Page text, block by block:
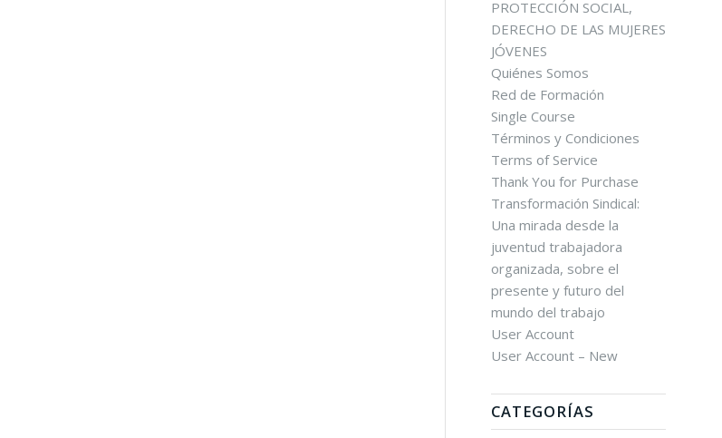
PROTECCIÓN SOCIAL,
DERECHO DE LAS MUJERES
JÓVENES
Quiénes Somos
Red de Formación
Single Course
Términos y Condiciones
Terms of Service
Thank You for Purchase
Transformación Sindical:
Una mirada desde la
juventud trabajadora
organizada, sobre el
presente y futuro del
mundo del trabajo
User Account
User Account – New
CATEGORÍAS